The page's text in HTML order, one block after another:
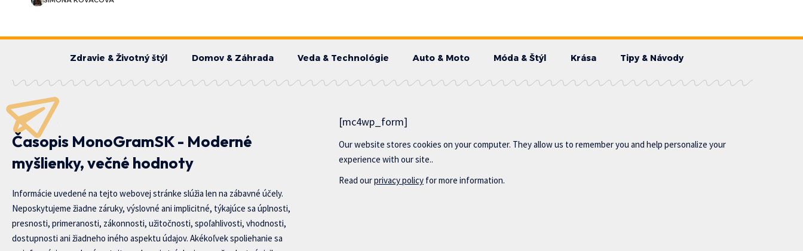
Zdravie & Životný štýl Domov & Záhrada Veda & Technológie Auto & Moto Móda & Štýl Krása Tipy & Návody
Časopis MonoGramSK - Moderné
myšlienky, večné hodnoty
Informácie uvedené na tejto webovej stránke slúžia len na zábavné účely.
Neposkytujeme žiadne záruky, výslovné ani implicitné, týkajúce sa úplnosti,
presnosti, primeranosti, zákonnosti, užitočnosti, spoľahlivosti, vhodnosti,
dostupnosti ani žiadneho iného aspektu údajov. Akékoľvek spoliehanie sa
[mc4wp_form]
Our website stores cookies on your computer. They allow us to remember you and help personalize your
experience with our site..
Read ourprivacy policy for more information.